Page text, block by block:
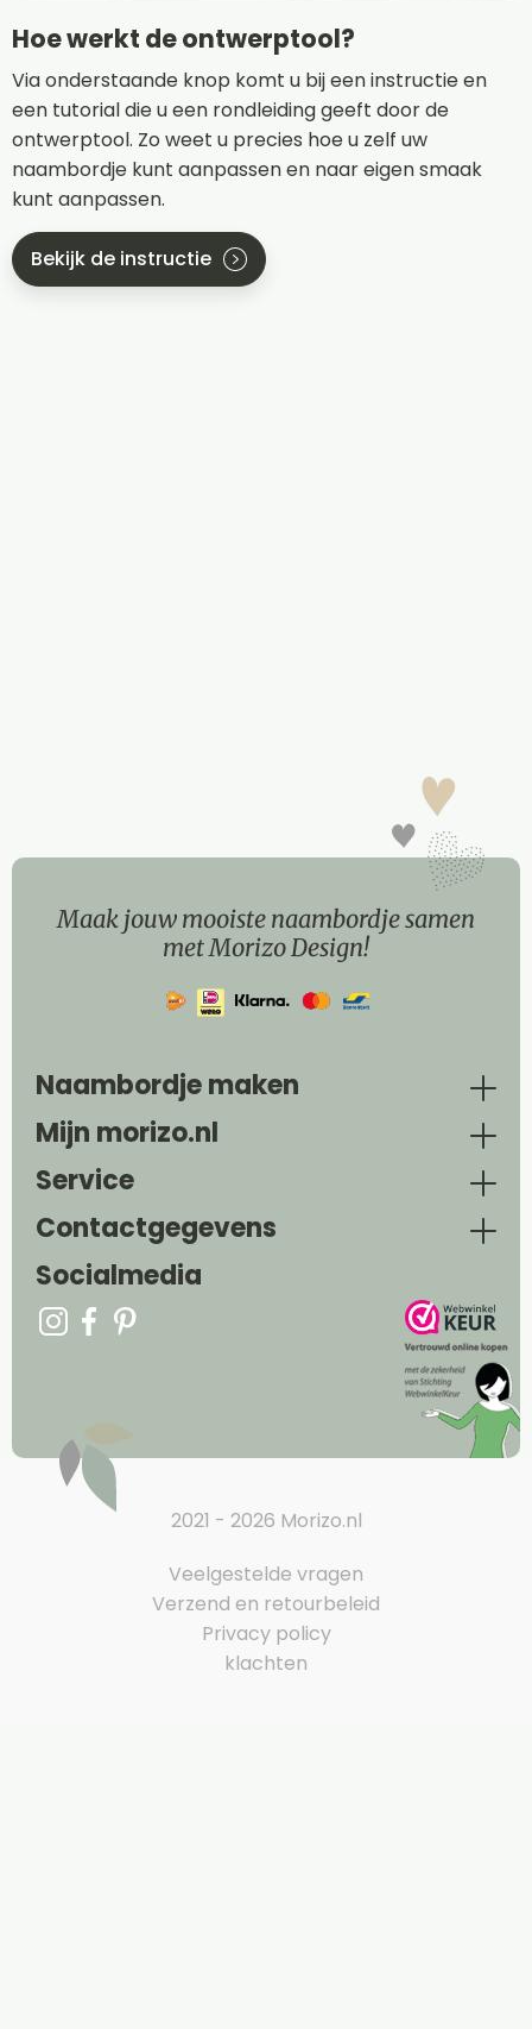
Hoe werkt de ontwerptool?
Via onderstaande knop komt u bij een instructie en
een tutorial die u een rondleiding geeft door de
ontwerptool. Zo weet u precies hoe u zelf uw
naambordje kunt aanpassen en naar eigen smaak
kunt aanpassen.
Bekijk de instructie
Maak jouw mooiste naambordje samen
met Morizo Design!
Naambordje maken
Mijn morizo.nl
Service
Contactgegevens
Socialmedia
2021 - 2026 Morizo.nl
Veelgestelde vragen
Verzend en retourbeleid
Privacy policy
klachten